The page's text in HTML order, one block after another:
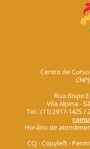
Centro de
Rua Bispo
Vila Alpina -
Tel.: (11) 2917-1425
Horário de
CCJ - Copyleft -